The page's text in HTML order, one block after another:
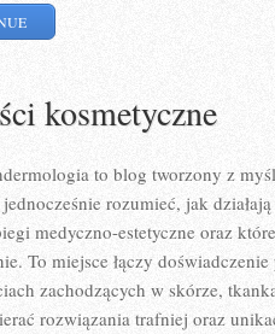
kosmetyczne
to blog tworzony z
rozumieć, jak
medyczno-estetyczne oraz
To miejsce łączy
zachodzących w skórze,
rozwiązania trafniej oraz